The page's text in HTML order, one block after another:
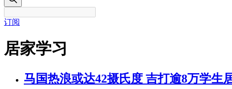
订阅
居家学习
马国热浪或达42摄氏度 吉打逾8万学生